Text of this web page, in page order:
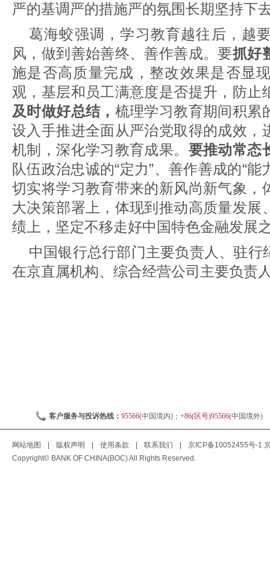
严的基调严的措施严的氛围长期坚持下
葛海蛟强调，学习教育越往后，越
风，做到善始善终、善作善成。要抓好
施是否高质量完成，整改效果是否显
观，基层和员工满意度是否提升，防止
及时做好总结， 梳理学习教育期间积累
设入手推进全面从严治党取得的成效，
机制，深化学习教育成果。 要推动常态
队伍政治忠诚的“定力”、善作善成的“能
切实将学习教育带来的新风尚新气象，
大决策部署上，体现到推动高质量发展
绩上，坚定不移走好中国特色金融发展
中国银行总行部门主要负责人、驻行
在京直属机构、综合经营公司主要负责
客户服务与投诉热线： 95566(中国境内)； +86(区号)95566(中国境外)
网站地图 版权声明 使用条款 联系我们 京ICP备10052455号-1
Copyright© BANK OF CHINA(BOC) All Rights Reserved.